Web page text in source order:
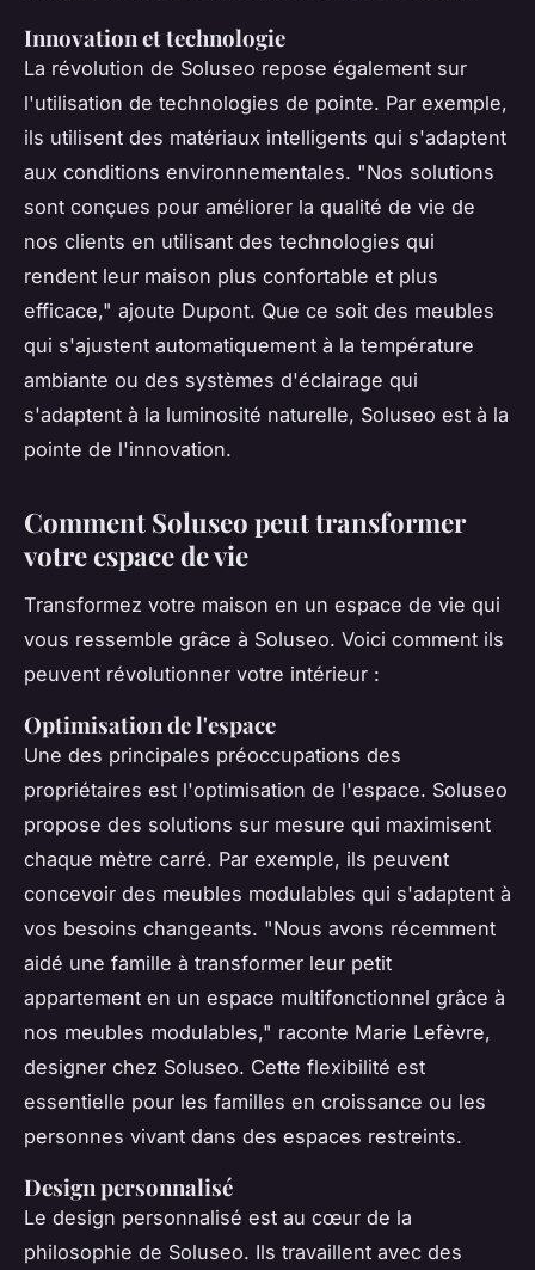
Innovation et technologie
La révolution de Soluseo repose également sur
l'utilisation de technologies de pointe. Par exemple,
ils utilisent des matériaux intelligents qui s'adaptent
aux conditions environnementales. "Nos solutions
sont conçues pour améliorer la qualité de vie de
nos clients en utilisant des technologies qui
rendent leur maison plus confortable et plus
efficace," ajoute Dupont. Que ce soit des meubles
qui s'ajustent automatiquement à la température
ambiante ou des systèmes d'éclairage qui
s'adaptent à la luminosité naturelle, Soluseo est à la
pointe de l'innovation.
Comment Soluseo peut transformer
votre espace de vie
Transformez votre maison en un espace de vie qui
vous ressemble grâce à Soluseo. Voici comment ils
peuvent révolutionner votre intérieur :
Optimisation de l'espace
Une des principales préoccupations des
propriétaires est l'optimisation de l'espace. Soluseo
propose des solutions sur mesure qui maximisent
chaque mètre carré. Par exemple, ils peuvent
concevoir des meubles modulables qui s'adaptent à
vos besoins changeants. "Nous avons récemment
aidé une famille à transformer leur petit
appartement en un espace multifonctionnel grâce à
nos meubles modulables," raconte Marie Lefèvre,
designer chez Soluseo. Cette flexibilité est
essentielle pour les familles en croissance ou les
personnes vivant dans des espaces restreints.
Design personnalisé
Le design personnalisé est au cœur de la
philosophie de Soluseo. Ils travaillent avec des